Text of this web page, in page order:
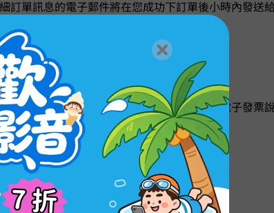
單訊息的電子郵件將在您成功下訂單後 1 小時內發送
請立即與發卡機構聯絡。
日自動續費。如需取消訂閱，您可以參照電子發票說